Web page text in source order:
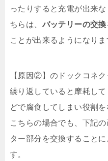
ったりすると充電が出来
ちらは、 バッテリーの交換
ことが出来るようになりま
【原因②】のドックコネ
繰り返していると摩耗し
どで腐食してしまい役割
こちらの場合でも、下記
ター部分を交換すること
す。